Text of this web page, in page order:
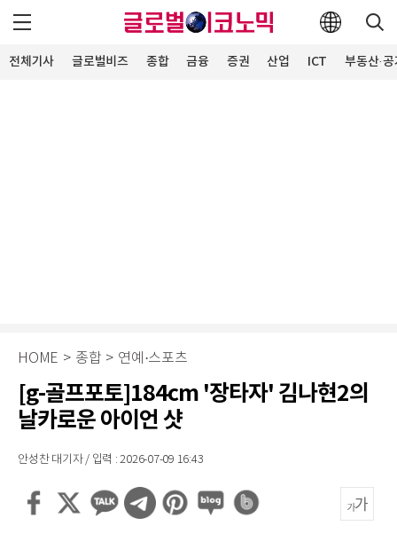
전체기사 글로벌비즈 종합 금융 증권 산업 ICT 부동산·
HOME > 종합 > 연예·스포츠
[g-골프포토]184cm '장타자' 김나현2의
날카로운 아이언 샷
안성찬 대기자 / 입력 : 2026-07-09 16:43